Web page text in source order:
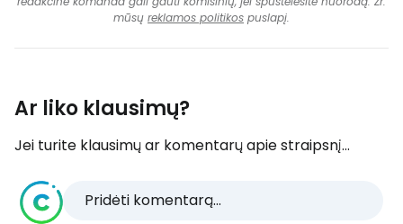
mūsų reklamos politikos puslapį.
Ar liko klausimų?
Jei turite klausimų ar komentarų apie straipsnį...
Pridėti komentarą...